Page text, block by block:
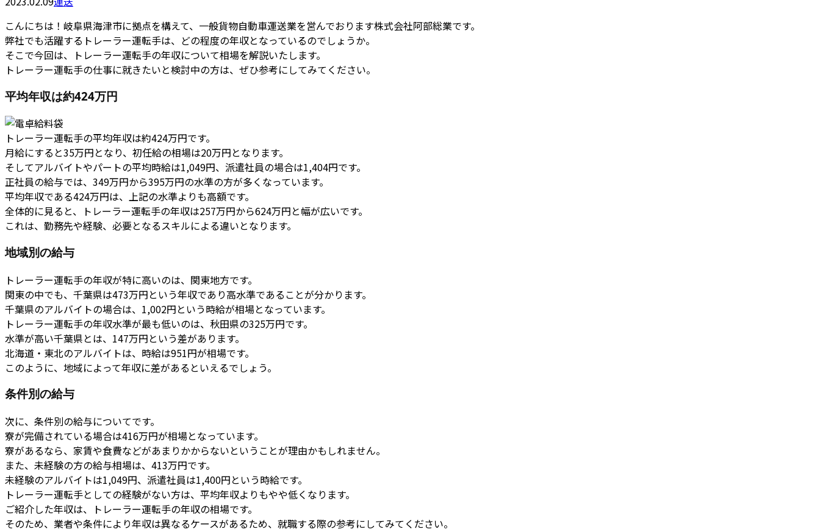
こんにちは！岐阜県海津市に拠点を構えて、一般貨物自動車運送業を営んでおります株式会社阿部総業です。
弊社でも活躍するトレーラー運転手は、どの程度の年収となっているのでしょうか。
そこで今回は、トレーラー運転手の年収について相場を解説いたします。
トレーラー運転手の仕事に就きたいと検討中の方は、ぜひ参考にしてみてください。
平均年収は約424万円
トレーラー運転手の平均年収は約424万円です。
月給にすると35万円となり、初任給の相場は20万円となります。
そしてアルバイトやパートの平均時給は1,049円、派遣社員の場合は1,404円です。
正社員の給与では、349万円から395万円の水準の方が多くなっています。
平均年収である424万円は、上記の水準よりも高額です。
全体的に見ると、トレーラー運転手の年収は257万円から624万円と幅が広いです。
これは、勤務先や経験、必要となるスキルによる違いとなります。
地域別の給与
トレーラー運転手の年収が特に高いのは、関東地方です。
関東の中でも、千葉県は473万円という年収であり高水準であることが分かります。
千葉県のアルバイトの場合は、1,002円という時給が相場となっています。
トレーラー運転手の年収水準が最も低いのは、秋田県の325万円です。
水準が高い千葉県とは、147万円という差があります。
北海道・東北のアルバイトは、時給は951円が相場です。
このように、地域によって年収に差があるといえるでしょう。
条件別の給与
次に、条件別の給与についてです。
寮が完備されている場合は416万円が相場となっています。
寮があるなら、家賃や食費などがあまりかからないということが理由かもしれません。
また、未経験の方の給与相場は、413万円です。
未経験のアルバイトは1,049円、派遣社員は1,400円という時給です。
トレーラー運転手としての経験がない方は、平均年収よりもやや低くなります。
ご紹介した年収は、トレーラー運転手の年収の相場です。
そのため、業者や条件により年収は異なるケースがあるため、就職する際の参考にしてみてください。